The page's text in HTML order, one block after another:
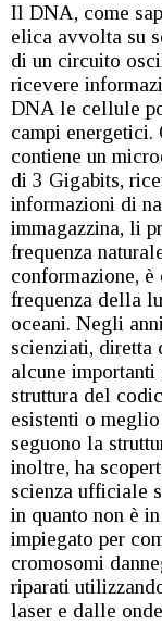
Il DNA, come
elica avvolta su
di un circuito
ricevere
DNA le cellule
campi
contiene un
di 3 Gigabits,
informazioni di
immagazzina, li
frequenza
conformazione,
frequenza della
oceani. Negli
scienziati, diretta
alcune importanti
struttura del
esistenti o
seguono la
inoltre, ha
scienza ufficiale
in quanto non è
impiegato per
cromosomi
riparati
laser e dalle